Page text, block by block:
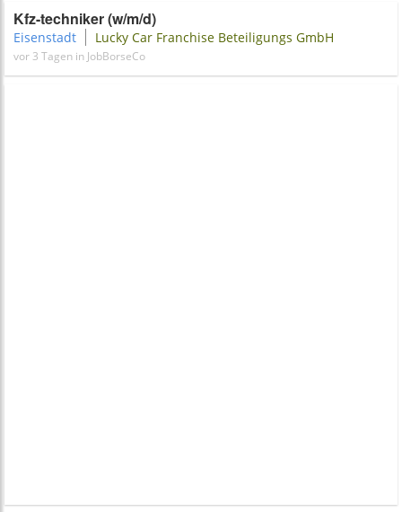
Kfz-techniker (w/m/d)
Eisenstadt Lucky Car Franchise Beteiligungs GmbH
vor 3 Tagen in JobBorseCo